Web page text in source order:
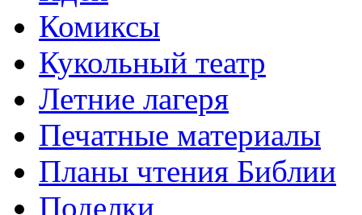
Комиксы
Кукольный театр
Летние лагеря
Печатные материалы
Планы чтения Библии
Поделки